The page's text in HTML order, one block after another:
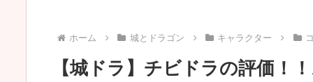
ホーム 城とドラゴン キャラクター
【城ドラ】チビドラの評価！